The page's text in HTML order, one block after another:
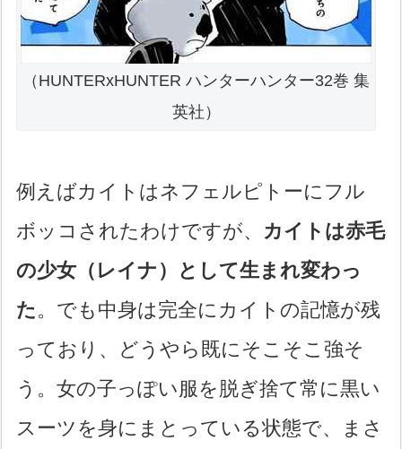
（HUNTERxHUNTER ハンターハンター32巻 集
英社）
例えばカイトはネフェルピトーにフル
ボッコされたわけですが、 カイトは赤毛
の少女（レイナ）として生まれ変わっ
た 。でも中身は完全にカイトの記憶が残
っており、どうやら既にそこそこ強そ
う。女の子っぽい服を脱ぎ捨て常に黒い
スーツを身にまとっている状態で、まさ